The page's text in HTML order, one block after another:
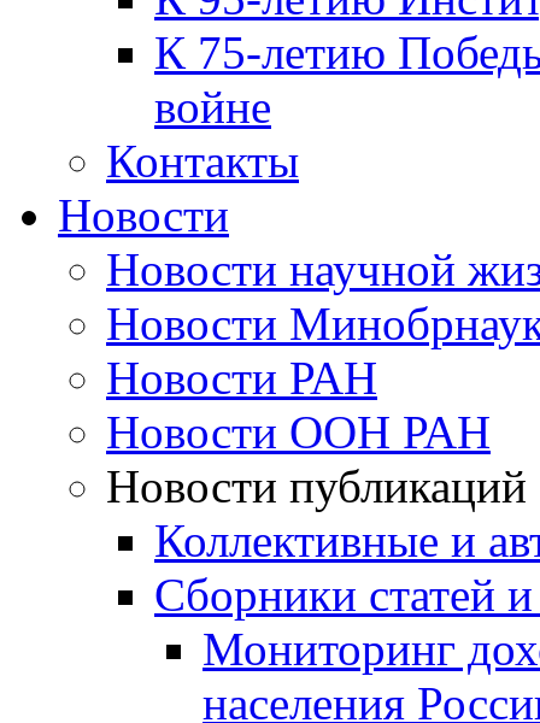
К 75-летию
войне
Контакты
Новости
Новости научной
Новости
Новости РАН
Новости ООН РАН
Новости публикаций
Коллективные и
Сборники статей
Мониторинг
населения